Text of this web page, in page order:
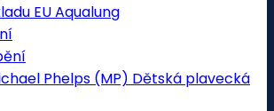
EU Aqualung
Phelps (MP) Dětská plavecká